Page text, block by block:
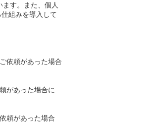
ます。また、個人
組みを導入して
依頼があった場合
があった場合に
頼があった場合